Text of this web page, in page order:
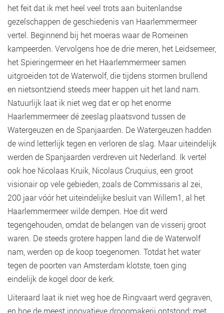
het feit dat ik met heel veel trots aan buitenlandse
gezelschappen de geschiedenis van Haarlemmermeer
vertel. Beginnend bij het moeras waar de Romeinen
kampeerden. Vervolgens hoe de drie meren, het Leidsemeer,
het Spieringermeer en het Haarlemmermeer samen
uitgroeiden tot de Waterwolf, die tijdens stormen brullend
en nietsontziend steeds meer happen uit het land nam.
Natuurlijk laat ik niet weg dat er op het enorme
Haarlemmermeer dé zeeslag plaatsvond tussen de
Watergeuzen en de Spanjaarden. De Watergeuzen hadden
de wind letterlijk tegen en verloren de slag. Maar uiteindelijk
werden de Spanjaarden verdreven uit Nederland. Ik vertel
ook hoe Nicolaas Kruik, Nicolaus Cruquius, een groot
visionair op vele gebieden, zoals de Commissaris al zei,
200 jaar vóór het uiteindelijke besluit van Willem1, al het
Haarlemmermeer wilde dempen. Hoe dit werd
tegengehouden, omdat de belangen van de visserij groot
waren. De steeds grotere happen land die de Waterwolf
nam, werden op de koop toegenomen. Totdat het water
tegen de poorten van Amsterdam klotste, toen ging
eindelijk de kogel door de kerk.
Uiteraard laat ik niet weg hoe de Ringvaart werd gegraven,
en hoe de meest innovatieve droogmakerij ontstond: met